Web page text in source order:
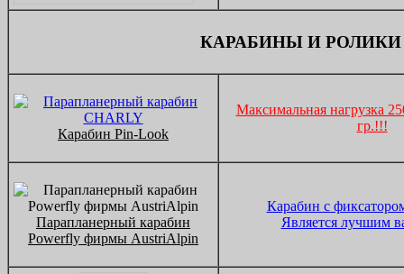
КАРАБИНЫ И РОЛИКИ
Карабин Pin-Look
Максимальная нагрузка
гр.!!!
Парапланерный карабин
Powerfly фирмы AustriAlpin
Карабин с
Является лучшим